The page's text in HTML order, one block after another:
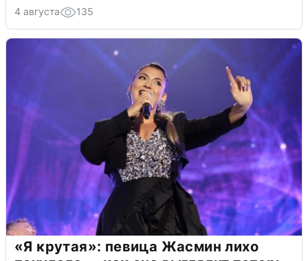
4 августа 135
«Я крутая»: певица Жасмин лихо